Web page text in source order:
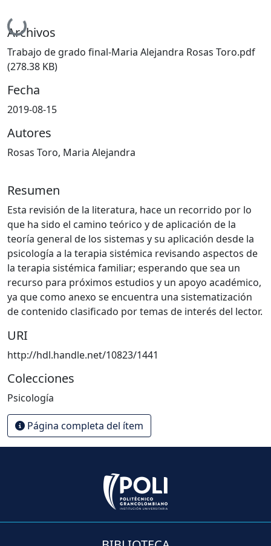
Cargando...
Archivos
Trabajo de grado final-Maria Alejandra Rosas Toro.pdf
(278.38 KB)
Fecha
2019-08-15
Autores
Rosas Toro, Maria Alejandra
Resumen
Esta revisión de la literatura, hace un recorrido por lo
que ha sido el camino teórico y de aplicación de la
teoría general de los sistemas y su aplicación desde la
psicología a la terapia sistémica revisando aspectos de
la terapia sistémica familiar; esperando que sea un
recurso para próximos estudios y un apoyo académico,
ya que como anexo se encuentra una sistematización
de contenido clasificado por temas de interés del lector.
URI
http://hdl.handle.net/10823/1441
Colecciones
Psicología
Página completa del ítem